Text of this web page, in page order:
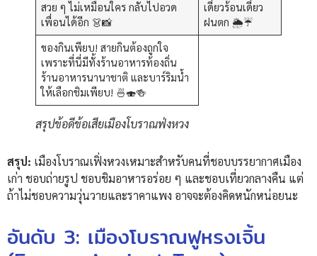
สวย ๆ ไม่เหมือนใคร กลับไปอวด
เพื่อนได้อีก 👗📸
เดี๋ยวร้อนเดี๋ยว
ฝนตก 🌦️☔
ของกินเพียบ! สายกินต้องถูกใจ
เพราะที่นี่มีทั้งร้านอาหารท้องถิ่น
ร้านอาหารนานาชาติ และบาร์ริมน้ำ
ให้เลือกชิมเพียบ! 🍜🍣🍻
สรุปข้อดีข้อเสียเมืองโบราณฟ่งหวง
สรุป: เมืองโบราณเฟิ่งหวงเหมาะสำหรับคนที่ชอบบรรยากาศเมือง
เก่า ชอบถ่ายรูป ชอบชิมอาหารอร่อย ๆ และชอบเที่ยวกลางคืน แต่
ถ้าไม่ชอบความวุ่นวายและราคาแพง อาจจะต้องคิดหนักหน่อยนะ
อันดับ 3: เมืองโบราณฟูหรงเจิ้น